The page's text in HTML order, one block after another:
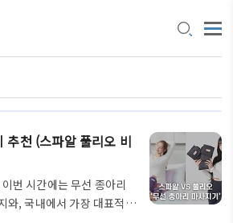
추천 (스파알 풀리오 비
번 시간에는 무선 종아리
와, 국내에서 가장 대표적인